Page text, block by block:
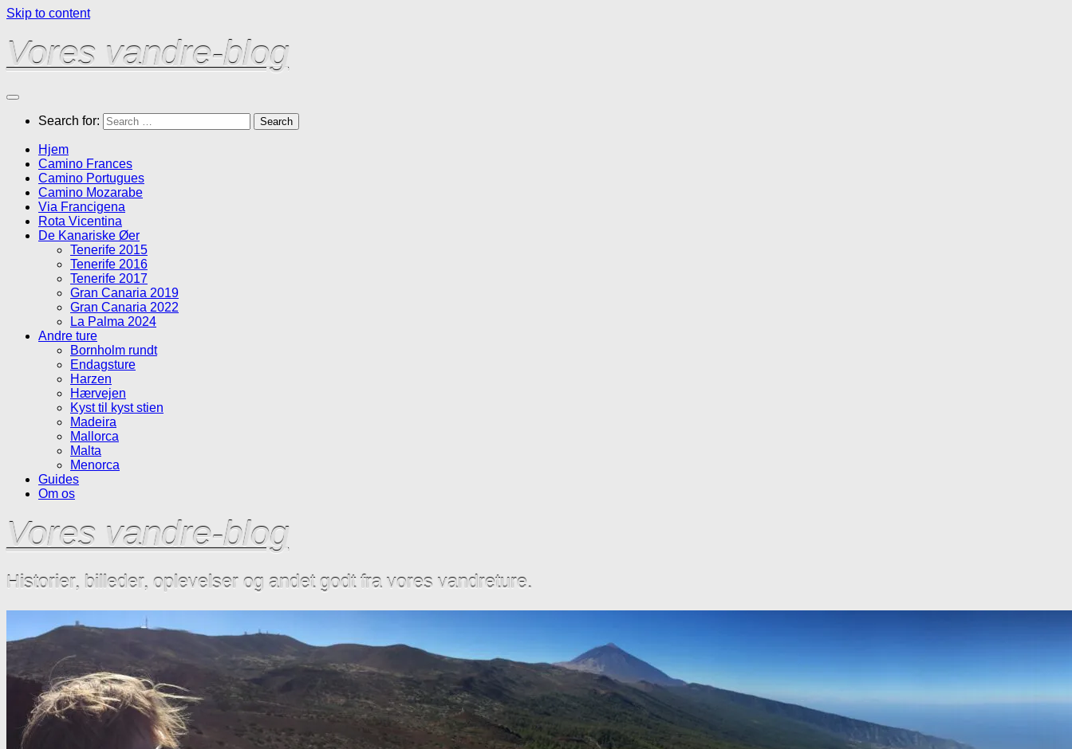
Skip to content
Vores vandre-blog
Search for:
Hjem
Camino Frances
Camino Portugues
Camino Mozarabe
Via Francigena
Rota Vicentina
De Kanariske Øer
Tenerife 2015
Tenerife 2016
Tenerife 2017
Gran Canaria 2019
Gran Canaria 2022
La Palma 2024
Andre ture
Bornholm rundt
Endagsture
Harzen
Hærvejen
Kyst til kyst stien
Madeira
Mallorca
Malta
Menorca
Guides
Om os
Vores vandre-blog
Historier, billeder, oplevelser og andet godt fra vores vandreture.